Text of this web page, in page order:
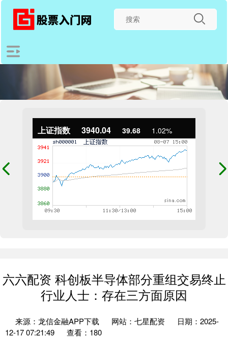
上证指数 3940.04 39.68 1.02%
六六配资 科创板半导体部分重组交易终止
行业人士：存在三方面原因
来源：龙信金融APP下载 网站：七星配资
日期：2025-
12-17 07:21:49
查看：180